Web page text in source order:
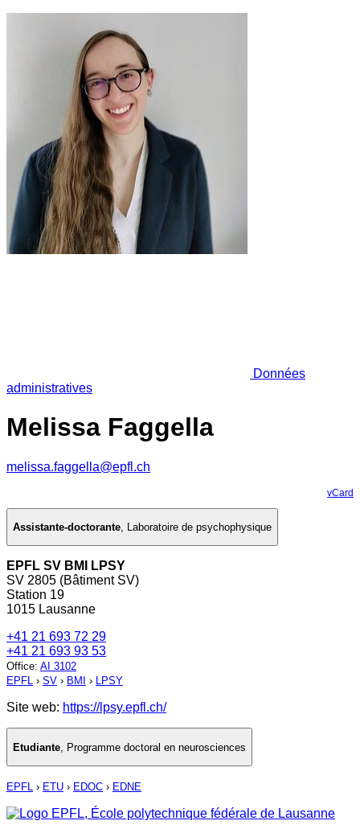
Données
administratives
Melissa Faggella
melissa.faggella@epfl.ch
vCard
Assistante-doctorante, Laboratoire de psychophysique
EPFL SV BMI LPSY
SV 2805 (Bâtiment SV)
Station 19
1015 Lausanne
+41 21 693 72 29
+41 21 693 93 53
Office: AI 3102
EPFL › SV › BMI › LPSY
Site web: https://lpsy.epfl.ch/
Etudiante Programme doctoral en neurosciences
EPFL › ETU › EDOC › EDNE